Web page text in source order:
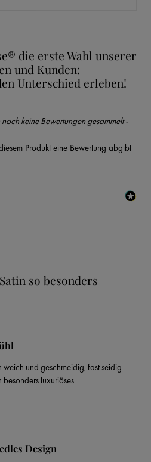
die erste Wahl unserer
und Kunden:
Unterschied erleben!
keine Bewertungen gesammelt -
Produkt eine Bewertung abgibt
so besonders
und geschmeidig, fast seidig
luxuriöses
Design